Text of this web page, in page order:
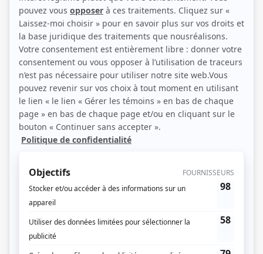
Liens
Fiche deJean IIIsur Showbizz.net
Genre
Téléthéâtre ou dramatique
Réalisation
Jean Boisvert
Textes
Marie-Ève Liénard
Compagnie de production
Diffuseur(s)